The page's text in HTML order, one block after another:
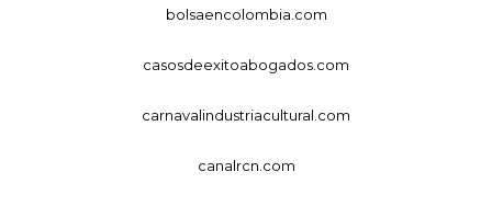
bolsaencolombia.com
casosdeexitoabogados.com
carnavalindustriacultural.com
canalrcn.com